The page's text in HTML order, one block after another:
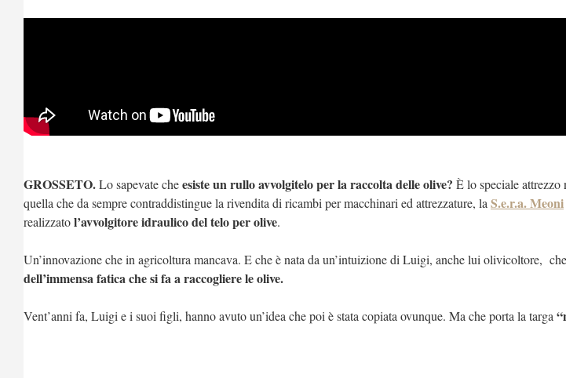
GROSSETO.Lo sapevate cheesiste un rullo avvolgitelo per la raccolta delle olive? È lo speciale attrezzo
quella che da sempre contraddistingue la rivendita di ricambi per macchinari ed attrezzature, la S.e.r.a. Meoni
realizzatol’avvolgitore idraulico del telo per olive.
Un’innovazione che in agricoltura mancava. E che è nata da un’intuizione di Luigi, anche lui olivicoltore,
dell’immensa fatica che si fa a raccogliere le olive.
Vent’anni fa, Luigi e i suoi figli, hanno avuto un’idea che poi è stata copiata ovunque. Ma che porta la targa